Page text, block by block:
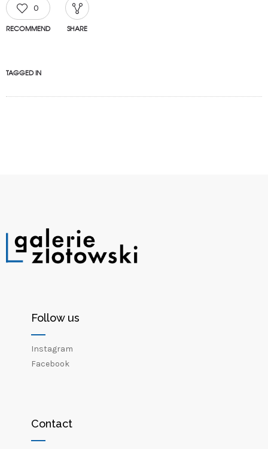
0
RECOMMEND SHARE
TAGGED IN
Follow us
Instagram
Facebook
Contact